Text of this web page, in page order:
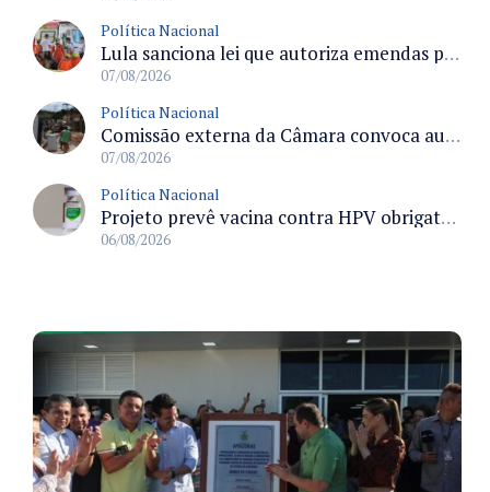
Política Nacional
Lula sanciona lei que autoriza emendas parlamentares para atendimento pré-hospitalar pelos bombeiros
07/08/2026
Política Nacional
Comissão externa da Câmara convoca audiência pública sobre chuvas na Zona da Mata de Minas Gerais e impactos em Juiz de Fora
07/08/2026
Política Nacional
Projeto prevê vacina contra HPV obrigatória e testes moleculares para rastreamento do câncer do colo do útero
06/08/2026